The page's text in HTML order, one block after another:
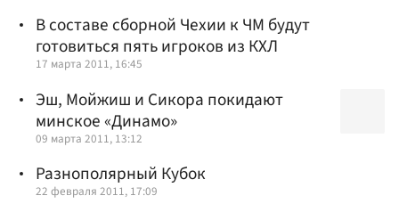
В составе сборной Чехии к ЧМ будут
готовиться пять игроков из КХЛ
17 марта 2011, 16:45
Эш, Мойжиш и Сикора покидают
минское «Динамо»
09 марта 2011, 13:12
Разнополярный Кубок
22 февраля 2011, 17:09